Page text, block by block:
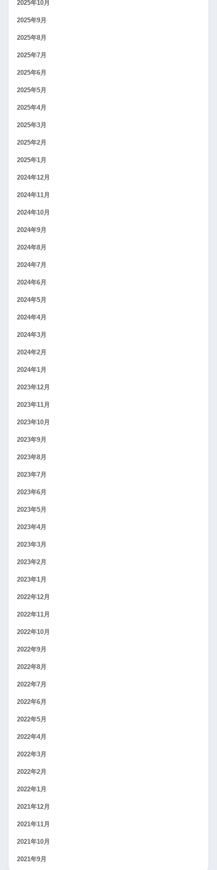
2025年10月
2025年9月
2025年8月
2025年7月
2025年6月
2025年5月
2025年4月
2025年3月
2025年2月
2025年1月
2024年12月
2024年11月
2024年10月
2024年9月
2024年8月
2024年7月
2024年6月
2024年5月
2024年4月
2024年3月
2024年2月
2024年1月
2023年12月
2023年11月
2023年10月
2023年9月
2023年8月
2023年7月
2023年6月
2023年5月
2023年4月
2023年3月
2023年2月
2023年1月
2022年12月
2022年11月
2022年10月
2022年9月
2022年8月
2022年7月
2022年6月
2022年5月
2022年4月
2022年3月
2022年2月
2022年1月
2021年12月
2021年11月
2021年10月
2021年9月